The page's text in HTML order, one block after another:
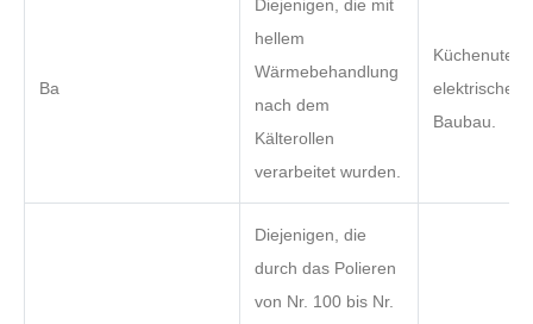
Ba
Diejenigen, die mit
hellem
Wärmebehandlung
nach dem
Kälterollen
verarbeitet wurden.
elektrische
Baubau.
Diejenigen, die
durch das Polieren
von Nr. 100 bis Nr.